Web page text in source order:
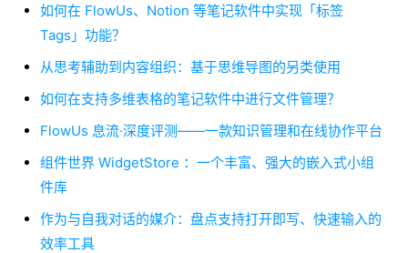
如何在 FlowUs、Notion 等笔记软件中实现「标签
Tags」功能？
从思考辅助到内容组织：基于思维导图的另类使用
如何在支持多维表格的笔记软件中进行文件管理？
FlowUs 息流·深度评测——一款知识管理和在线协作平台
组件世界 WidgetStore ：一个丰富、强大的嵌入式小组
件库
作为与自我对话的媒介：盘点支持打开即写、快速输入的
效率工具